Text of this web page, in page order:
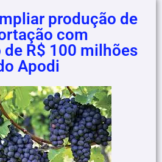
produção de
com
R$ 100 milhões
Apodi